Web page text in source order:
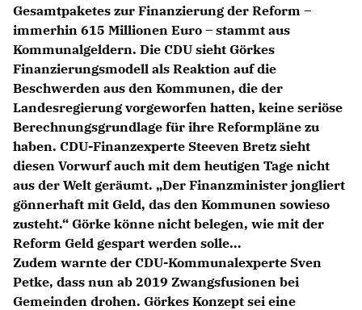
CDU Deutschland
CDU Fraktion im Brandenburger Landtag
CDU Brandenburg
CDU Potsdam
Gesamtpaketes zur Finanzierung der Reform –
immerhin 615 Millionen Euro – stammt aus
Kommunalgeldern. Die CDU sieht Görkes
Finanzierungsmodell als Reaktion auf die
Beschwerden aus den Kommunen, die der
Landesregierung vorgeworfen hatten, keine seriöse
Berechnungsgrundlage für ihre Reformpläne zu
haben. CDU-Finanzexperte Steeven Bretz sieht
diesen Vorwurf auch mit dem heutigen Tage nicht
aus der Welt geräumt. „Der Finanzminister jongliert
gönnerhaft mit Geld, das den Kommunen sowieso
zusteht.“ Görke könne nicht belegen, wie mit der
Reform Geld gespart werden solle...
Zudem warnte der CDU-Kommunalexperte Sven
Petke, dass nun ab 2019 Zwangsfusionen bei
Gemeinden drohen. Görkes Konzept sei eine